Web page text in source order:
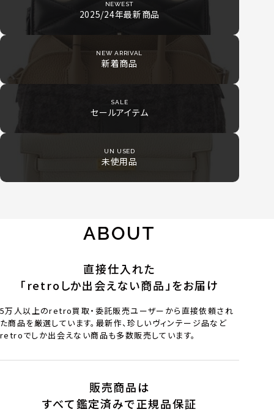
NEWEST
2025/24年最新商品
NEW ARRIVAL
新着商品
SALE
セールアイテム
UN USED
未使用品
ABOUT
直接仕入れた
「retroしか出会えない商品」をお届け
5万人以上のretro買取・委託販売ユーザーから直接依頼され
た商品を厳選しています。最新作、珍しいヴィンテージ品など
retroでしか出会えない商品も多数販売しています。
販売商品は
すべて鑑定済みで正規品保証